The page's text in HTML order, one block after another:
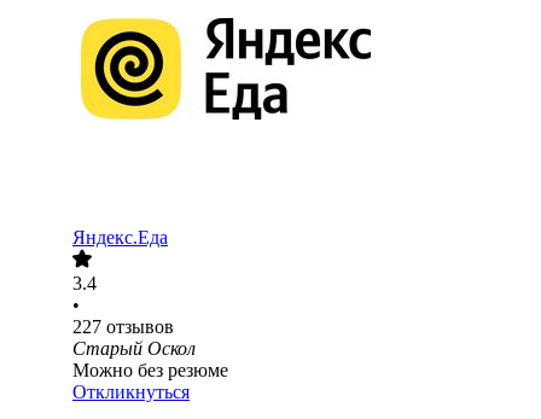
Яндекс.Еда
3.4
•
227 отзывов
Старый Оскол
Можно без резюме
Откликнуться